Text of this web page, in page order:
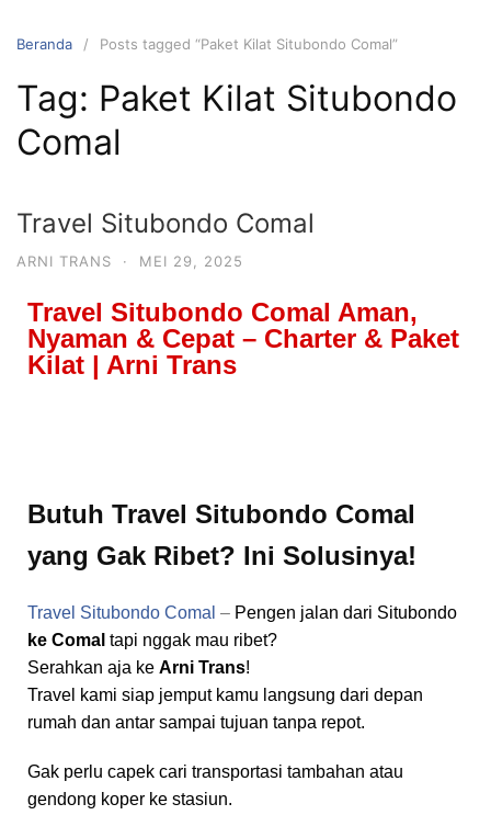
Beranda Posts tagged “Paket Kilat Situbondo Comal”
Tag: Paket Kilat Situbondo
Comal
Travel Situbondo Comal
ARNI TRANS · MEI 29, 2025
Travel Situbondo Comal Aman,
Nyaman & Cepat – Charter & Paket
Kilat | Arni Trans
Butuh Travel Situbondo Comal
yang Gak Ribet? Ini Solusinya!
Travel Situbondo Comal – Pengen jalan dari Situbondo
ke Comal tapi nggak mau ribet?
Serahkan aja ke Arni Trans!
Travel kami siap jemput kamu langsung dari depan
rumah dan antar sampai tujuan tanpa repot.
Gak perlu capek cari transportasi tambahan atau
gendong koper ke stasiun.